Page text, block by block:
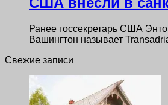
Ранее госсекретарь США
Вашингтон называет
Свежие записи